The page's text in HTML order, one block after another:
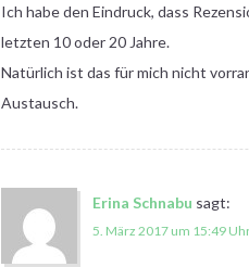
Ich habe den Eindruck, dass
letzten 10 oder 20 Jahre.
Natürlich ist das für mich nicht
Austausch.
Erina Schnabu sagt:
5. März 2017 um 15:49